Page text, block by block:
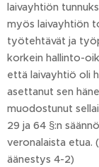
laivayhtiön
myös laivayhtiön
työtehtävät ja
korkein hallinto-
että laivayhtiö oli
asettanut sen
muodostunut
29 ja 64 §:n
veronalaista etua.
äänestys 4-2)